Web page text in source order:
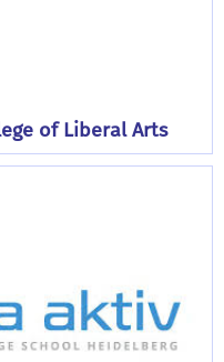
of Liberal Arts